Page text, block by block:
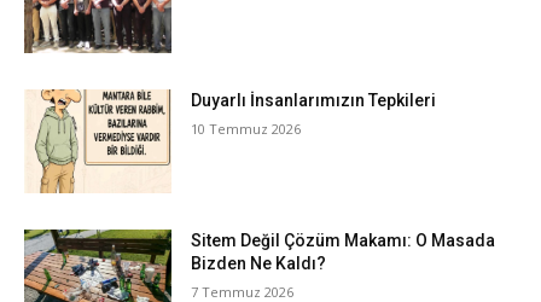
Duyarlı İnsanlarımızın Tepkileri
10 Temmuz 2026
Sitem Değil Çözüm Makamı: O Masada
Bizden Ne Kaldı?
7 Temmuz 2026